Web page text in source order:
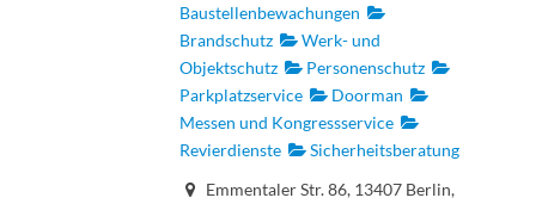
Baustellenbewachungen
Brandschutz
Werk- und
Objektschutz
Personenschutz
Parkplatzservice
Doorman
Messen und Kongressservice
Revierdienste
Sicherheitsberatung
Emmentaler Str. 86, 13407 Berlin,